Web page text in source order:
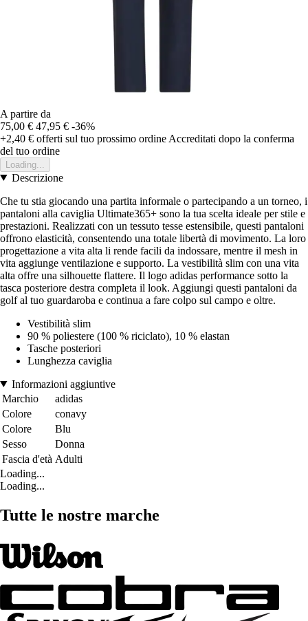
A partire da
75,00 € 47,95 € -36%
+2,40 € offerti sul tuo prossimo ordine Accreditati dopo la conferma
del tuo ordine
Loading...
Descrizione
Che tu stia giocando una partita informale o partecipando a un torneo, i
pantaloni alla caviglia Ultimate365+ sono la tua scelta ideale per stile e
prestazioni. Realizzati con un tessuto tesse estensibile, questi pantaloni
offrono elasticità, consentendo una totale libertà di movimento. La loro
progettazione a vita alta li rende facili da indossare, mentre il mesh in
vita aggiunge ventilazione e supporto. La vestibilità slim con una vita
alta offre una silhouette flattere. Il logo adidas performance sotto la
tasca posteriore destra completa il look. Aggiungi questi pantaloni da
golf al tuo guardaroba e continua a fare colpo sul campo e oltre.
Vestibilità slim
90 % poliestere (100 % riciclato), 10 % elastan
Tasche posteriori
Lunghezza caviglia
Informazioni aggiuntive
Marchio
adidas
Colore
conavy
Colore
Blu
Sesso
Donna
Fascia d'età Adulti
Loading...
Loading...
Tutte le nostre marche